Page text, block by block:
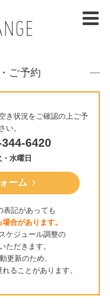
ご予約
き状況をご確認の上ご予
い。
6420
水曜日
ーム
記があっても
合があります。
ケジュール調整の
ただきます。
更新のため、
ることがあります。